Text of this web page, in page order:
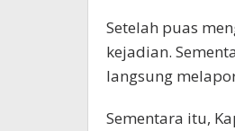
Setelah puas
kejadian.
langsung
Sementara itu,